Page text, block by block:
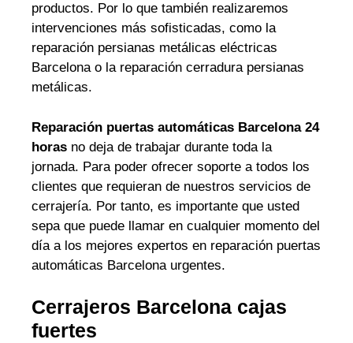
productos. Por lo que también realizaremos
intervenciones más sofisticadas, como la
reparación persianas metálicas eléctricas
Barcelona o la reparación cerradura persianas
metálicas.
Reparación puertas automáticas Barcelona 24
horas no deja de trabajar durante toda la
jornada. Para poder ofrecer soporte a todos los
clientes que requieran de nuestros servicios de
cerrajería. Por tanto, es importante que usted
sepa que puede llamar en cualquier momento del
día a los mejores expertos en reparación puertas
automáticas Barcelona urgentes.
Cerrajeros Barcelona cajas
fuertes